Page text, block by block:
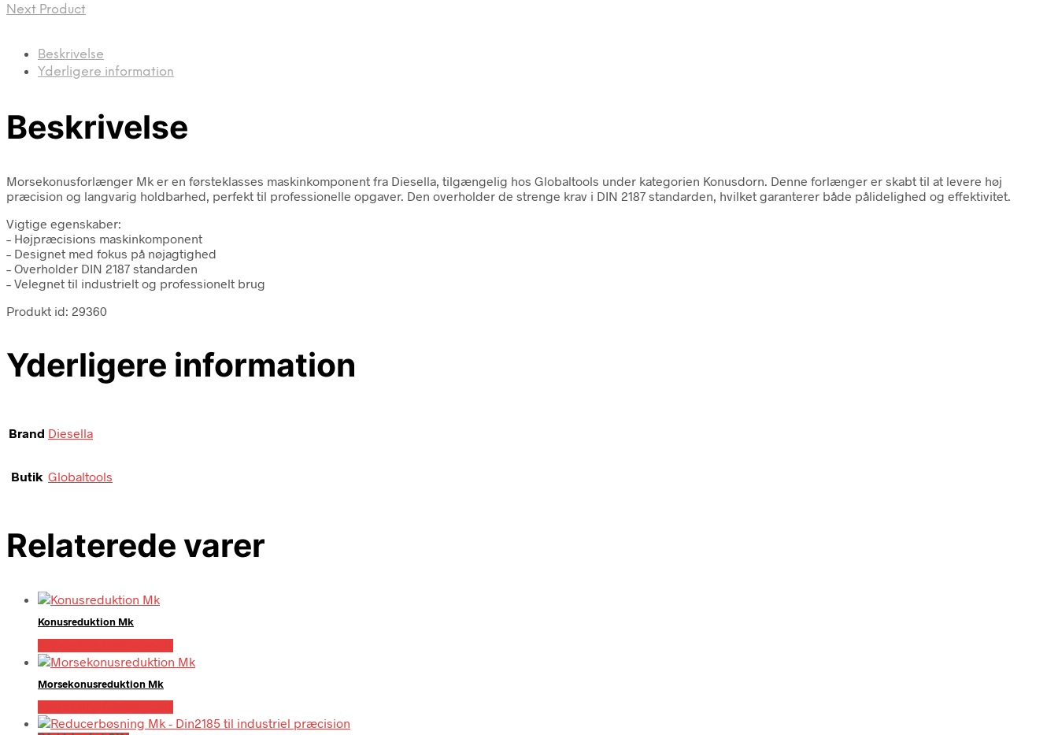
Next Product
Beskrivelse
Yderligere information
Beskrivelse
Morsekonusforlænger Mk er en førsteklasses maskinkomponent fra Diesella, tilgængelig hos Globaltools under kategorien Konusdorn. Denne forlænger er skabt til at levere høj
præcision og langvarig holdbarhed, perfekt til professionelle opgaver. Den overholder de strenge krav i DIN 2187 standarden, hvilket garanterer både pålidelighed og effektivitet.
Vigtige egenskaber:
– Højpræcisions maskinkomponent
– Designet med fokus på nøjagtighed
– Overholder DIN 2187 standarden
– Velegnet til industrielt og professionelt brug
Produkt id: 29360
Yderligere information
Brand Diesella
Butik Globaltools
Relaterede varer
Konusreduktion Mk
Morsekonusreduktion Mk